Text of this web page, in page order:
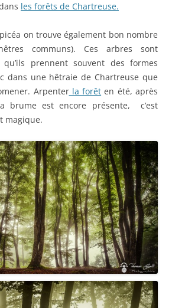
les forêts de Chartreuse.
on trouve également bon nombre
communs). Ces arbres sont
qu’ils prennent souvent des formes
dans une hêtraie de Chartreuse que
Arpenterla forêt en été, après
brume est encore présente, c’est
magique.